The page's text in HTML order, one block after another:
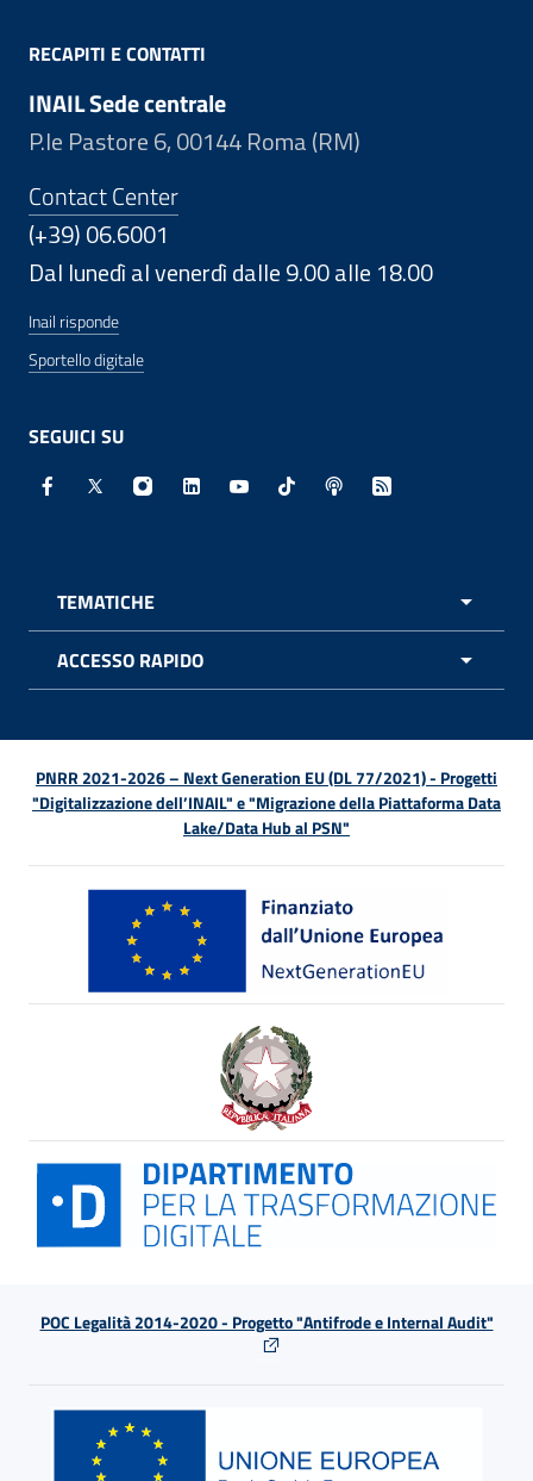
RECAPITI E CONTATTI
INAIL Sede centrale
P.le Pastore 6, 00144 Roma (RM)
Contact Center
(+39) 06.6001
Dal lunedì al venerdì dalle 9.00 alle 18.00
Inail risponde
Sportello digitale
SEGUICI SU
Facebook - Sito esterno - Apertura in nuova finestra
X - Sito esterno - Apertura in nuova finestra
Instagram - Sito esterno - Apertura in
Linkedin - Sito esterno - Apertura in
Youtube - Sito esterno -
TikTok - Sito esterno -
Spreaker - Sito
Feed RSS -
TEMATICHE
ACCESSO RAPIDO
PNRR 2021-2026 – Next Generation EU (DL 77/2021) - Progetti
"Digitalizzazione dell’INAIL" e "Migrazione della Piattaforma Data
Lake/Data Hub al PSN"
POC Legalità 2014-2020 - Progetto "Antifrode e Internal Audit"